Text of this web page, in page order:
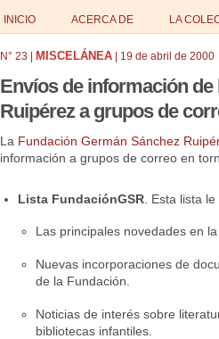
INICIO ACERCA DE LA
N° 23 MISCELÁNEA| 19 de abril de 2000
Envíos de información
Ruipérez a grupos de
La Fundación Germán Sánchez
información a grupos de correo en
Lista FundaciónGSR. Esta lista
Las principales novedades en
Nuevas incorporaciones de
de la Fundación.
Noticias de interés sobre
bibliotecas infantiles.